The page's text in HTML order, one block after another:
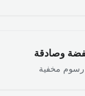
وصادقة
رسوم مخفية